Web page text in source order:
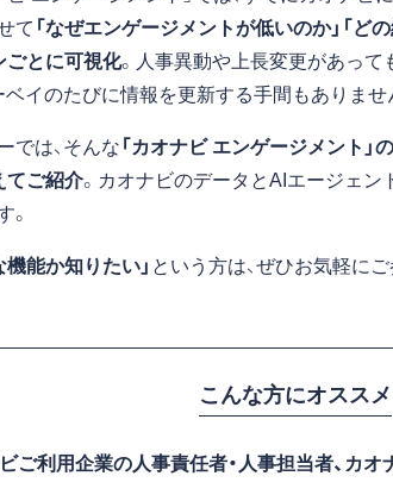
て 「なぜエンゲージメントが低いのか」「ど
ごとに可視化。人事異動や上長変更があって
ベイのたびに情報を更新する手間もありませ
では、そんな「カオナビ エンゲージメント
てご紹介。カオナビのデータとAIエージェン
。
機能か知りたい」 という方は、ぜひお気軽にご
こんな方にオススメ
ご利用企業の人事責任者・人事担当者、カオ